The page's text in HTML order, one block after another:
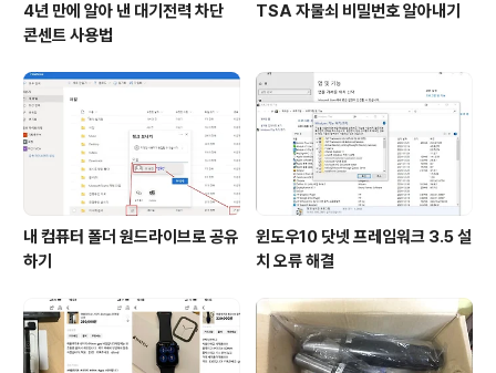
4년 만에 알아 낸 대기전력 차단
콘센트 사용법
TSA 자물쇠 비밀번호 알아내기
내 컴퓨터 폴더 원드라이브로 공유
하기
윈도우10 닷넷 프레임워크 3.5 설
치 오류 해결